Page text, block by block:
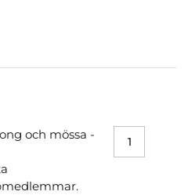
och mössa -